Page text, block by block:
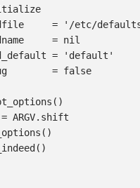
= '/etc/
= nil
= 'default'
= false
ARGV.shift